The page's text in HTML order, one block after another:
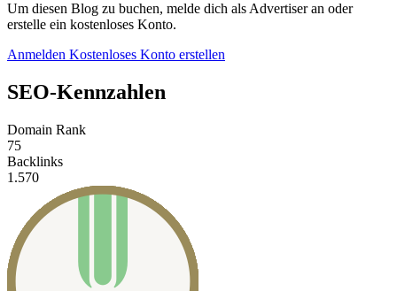
Um diesen Blog zu buchen, melde dich als Advertiser an oder
erstelle ein kostenloses Konto.
Anmelden Kostenloses Konto erstellen
SEO-Kennzahlen
Domain Rank
75
Backlinks
1.570